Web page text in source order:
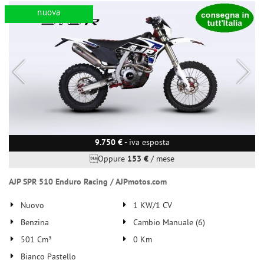
9.750 €- iva esposta
Oppure 153 € / mese
nuova
AJP SPR 510 Enduro Racing / AJPmotos.com
Nuovo
1 KW/1 CV
Benzina
Cambio Manuale (6)
501 Cm³
0 Km
Bianco Pastello